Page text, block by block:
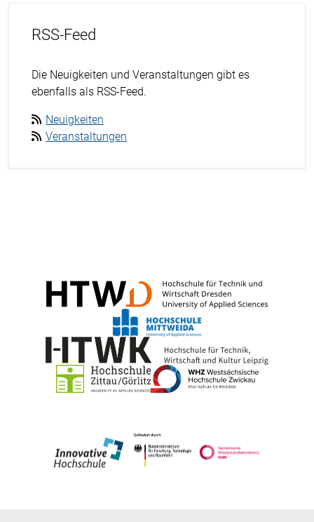
RSS-Feed
Die Neuigkeiten und Veranstaltungen gibt es
ebenfalls als RSS-Feed.
Neuigkeiten
Veranstaltungen